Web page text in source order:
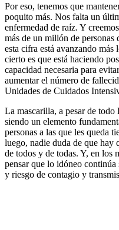
Por eso, tenemos que
poquito más. Nos falta un
enfermedad de raíz. Y
más de un millón de
esta cifra está avanzando
cierto es que está haciendo
capacidad necesaria para
aumentar el número de
Unidades de Cuidados
La mascarilla, a pesar de todo
siendo un elemento
personas a las que les queda
luego, nadie duda de que hay
de todos y de todas. Y, en los
pensar que lo idóneo
y riesgo de contagio y